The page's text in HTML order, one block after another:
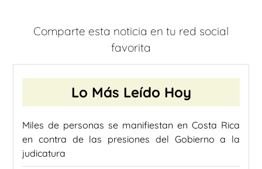
Comparte esta noticia en tu red social
favorita
Lo Más Leído Hoy
Miles de personas se manifiestan en Costa Rica
en contra de las presiones del Gobierno a la
judicatura